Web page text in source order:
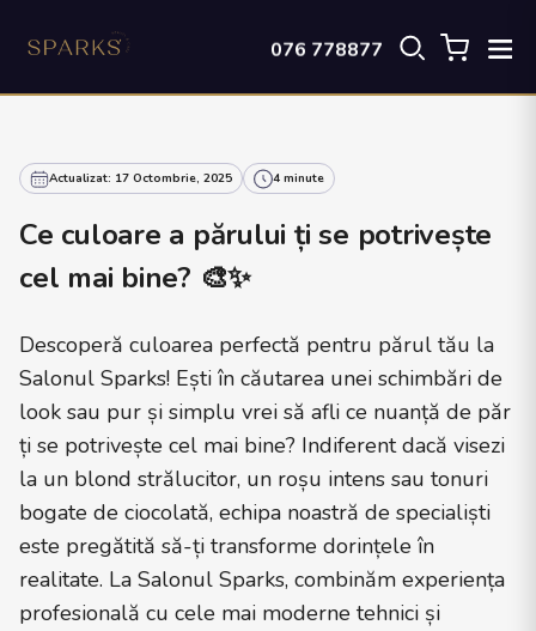
076 778877
Actualizat: 17 Octombrie, 2025 4 minute
Ce culoare a părului ți se potrivește
cel mai bine? 🎨✨
Descoperă culoarea perfectă pentru părul tău la
Salonul Sparks! Ești în căutarea unei schimbări de
look sau pur și simplu vrei să afli ce nuanță de păr
ți se potrivește cel mai bine? Indiferent dacă visezi
la un blond strălucitor, un roșu intens sau tonuri
bogate de ciocolată, echipa noastră de specialiști
este pregătită să-ți transforme dorințele în
realitate. La Salonul Sparks, combinăm experiența
profesională cu cele mai moderne tehnici și